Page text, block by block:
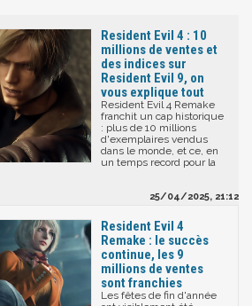
Resident Evil 4 : 10
millions de ventes et
des indices sur
Resident Evil 9, on
vous explique tout
Resident Evil 4 Remake
franchit un cap historique
: plus de 10 millions
d'exemplaires vendus
dans le monde, et ce, en
un temps record pour la
25/04/2025, 21:12
Resident Evil 4
Remake : le succès
continue, les 9
millions de ventes
sont franchies
Les fêtes de fin d'année